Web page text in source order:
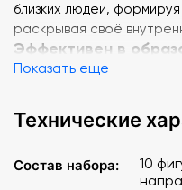
близких людей,
раскрывая своё
Эффективен в
коррекционной
индивидуальных и
специалисту наблюдать
личностных
Показать еще
Технические
Состав набора:
10